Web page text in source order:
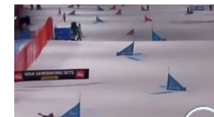
Boigny’ego.